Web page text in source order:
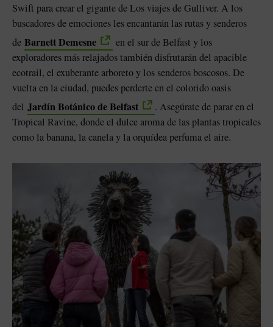
Swift para crear el gigante de Los viajes de Gulliver. A los
buscadores de emociones les encantarán las rutas y senderos
de Barnett Demesne
en el sur de Belfast y los
exploradores más relajados también disfrutarán del apacible
ecotrail, el exuberante arboreto y los senderos boscosos. De
vuelta en la ciudad, puedes perderte en el colorido oasis
del Jardín Botánico de Belfast
. Asegúrate de parar en el
Tropical Ravine, donde el dulce aroma de las plantas tropicales
como la banana, la canela y la orquídea perfuma el aire.